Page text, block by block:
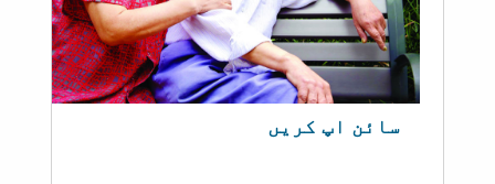
سائن اپ کریں